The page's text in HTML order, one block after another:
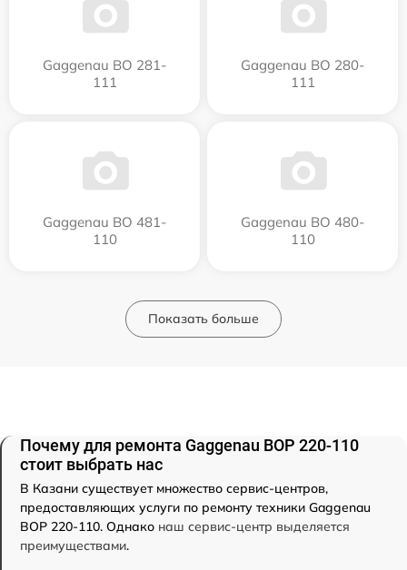
Gaggenau BO 281-
111
Gaggenau BO 280-
111
Gaggenau BO 481-
110
Gaggenau BO 480-
110
Показать больше
Почему для ремонта Gaggenau BOP 220-110
стоит выбрать нас
В Казани существует множество сервис-центров,
предоставляющих услуги по ремонту техники Gaggenau
BOP 220-110. Однако наш сервис-центр выделяется
преимуществами.